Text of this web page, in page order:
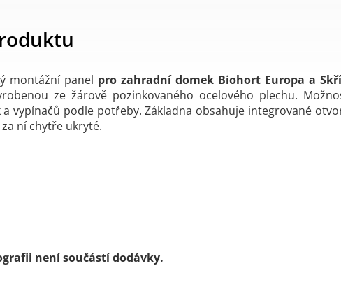
montážní panel pro zahradní domek Biohort Europa a
ze žárově pozinkovaného ocelového plechu.
vypínačů podle potřeby. Základna obsahuje integrované
ní chytře ukryté.
není součástí dodávky.